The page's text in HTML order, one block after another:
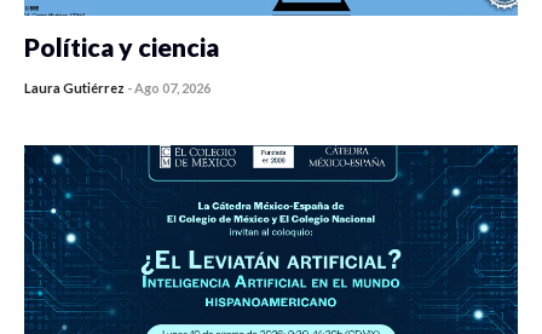
Política y ciencia
Laura Gutiérrez -Ago 07, 2026